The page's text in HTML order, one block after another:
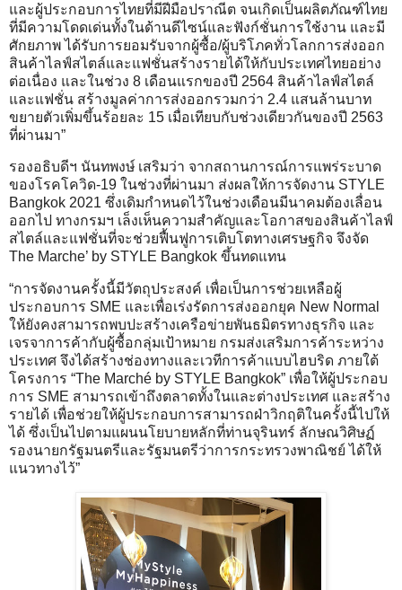
และผู้ประกอบการไทยที่มีฝีมือปราณีต จนเกิดเป็นผลิตภัณฑ์ไทย
ที่มีความโดดเด่นทั้งในด้านดีไซน์และฟังก์ชั่นการใช้งาน และมี
ศักยภาพ ได้รับการยอมรับจากผู้ซื้อ/ผู้บริโภคทั่วโลกการส่งออก
สินค้าไลฟ์สไตล์และแฟชั่นสร้างรายได้ให้กับประเทศไทยอย่าง
ต่อเนื่อง และในช่วง 8 เดือนแรกของปี 2564 สินค้าไลฟ์สไตล์
และแฟชั่น สร้างมูลค่าการส่งออกรวมกว่า 2.4 แสนล้านบาท
ขยายตัวเพิ่มขึ้นร้อยละ 15 เมื่อเทียบกับช่วงเดียวกันของปี 2563
ที่ผ่านมา”
รองอธิบดีฯ นันทพงษ์ เสริมว่า จากสถานการณ์การแพร่ระบาด
ของโรคโควิด-19 ในช่วงที่ผ่านมา ส่งผลให้การจัดงาน STYLE
Bangkok 2021 ซึ่งเดิมกำหนดไว้ในช่วงเดือนมีนาคมต้องเลื่อน
ออกไป ทางกรมฯ เล็งเห็นความสำคัญและโอกาสของสินค้าไลฟ์
สไตล์และแฟชั่นที่จะช่วยฟื้นฟูการเติบโตทางเศรษฐกิจ จึงจัด
The Marche’ by STYLE Bangkok ขึ้นทดแทน
“การจัดงานครั้งนี้มีวัตถุประสงค์ เพื่อเป็นการช่วยเหลือผู้
ประกอบการ SME และเพื่อเร่งรัดการส่งออกยุค New Normal
ให้ยังคงสามารถพบปะสร้างเครือข่ายพันธมิตรทางธุรกิจ และ
เจรจาการค้ากับผู้ซื้อกลุ่มเป้าหมาย กรมส่งเสริมการค้าระหว่าง
ประเทศ จึงได้สร้างช่องทางและเวทีการค้าแบบไฮบริด ภายใต้
โครงการ “The Marché by STYLE Bangkok” เพื่อให้ผู้ประกอบ
การ SME สามารถเข้าถึงตลาดทั้งในและต่างประเทศ และสร้าง
รายได้ เพื่อช่วยให้ผู้ประกอบการสามารถฝ่าวิกฤติในครั้งนี้ไปให้
ได้ ซึ่งเป็นไปตามแผนนโยบายหลักที่ท่านจุรินทร์ ลักษณวิศิษฏ์
รองนายกรัฐมนตรีและรัฐมนตรีว่าการกระทรวงพาณิชย์ ได้ให้
แนวทางไว้”